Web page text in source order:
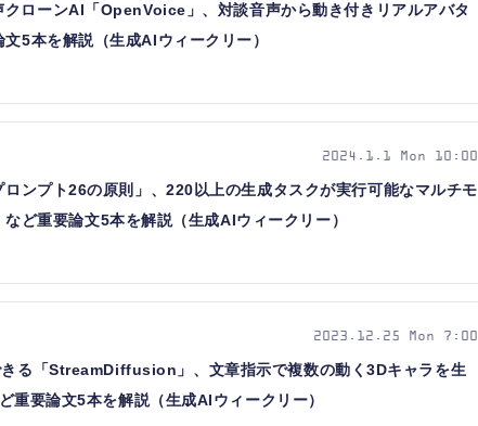
ローンAI「OpenVoice」、対談音声から動き付きリアルアバタ
5本を解説（生成AIウィークリー）
ンプト26の原則」、220以上の生成タスクが実行可能なマルチモ
ど重要論文5本を解説（生成AIウィークリー）
2024.1.1 Mon 10:00
る「StreamDiffusion」、文章指示で複数の動く3Dキャラを生
重要論文5本を解説（生成AIウィークリー）
2023.12.25 Mon 7:00